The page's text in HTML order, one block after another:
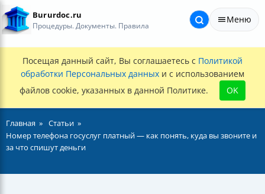
Bururdoc.ru
Процедуры. Документы. Правила
Меню
Посещая данный сайт, Вы соглашаетесь с Политикой
обработки Персональных данных и с использованием
файлов cookie, указанных в данной Политике.
OK
Главная
Статьи
Номер телефона госуслуг платный — как понять, куда вы звоните и
за что спишут деньги